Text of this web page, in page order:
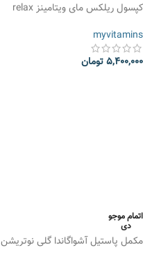
کپسول ریلکس مای ویتامینز relax
myvitamins
5,400,000تومان
اتمام موجو
دی
مکمل پاستیل آشواگاندا گلی نوتریشن Goli Ashwagandha